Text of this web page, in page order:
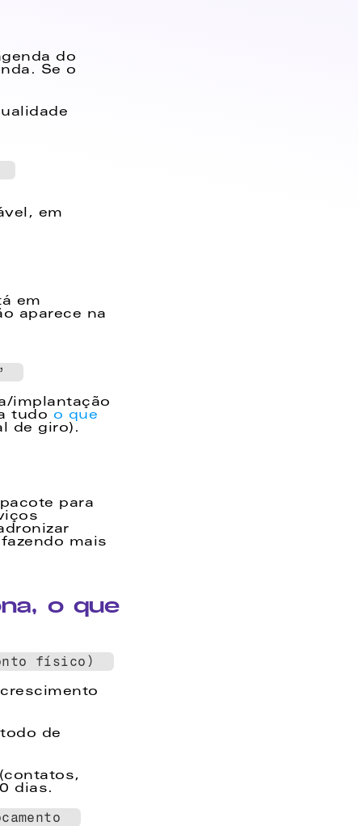
do
Se o
em
em
aparece na
implantação
tudo o que
de giro).
para
mais
o que
físico)
de
dias.